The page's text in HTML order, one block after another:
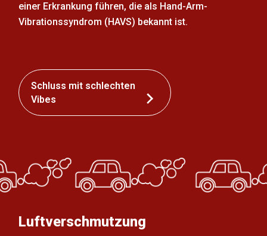
einer Erkrankung führen, die als Hand-Arm-
Vibrationssyndrom (HAVS) bekannt ist.
Schluss mit schlechten
Vibes
Luftverschmutzung